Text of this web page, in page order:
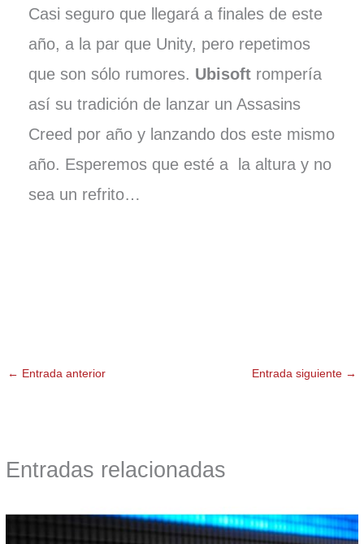
Casi seguro que llegará a finales de este
año, a la par que Unity, pero repetimos
que son sólo rumores. Ubisoftrompería
así su tradición de lanzar un Assasins
Creed por año y lanzando dos este mismo
año. Esperemos que esté a la altura y no
sea un refrito…
← Entrada anterior Entrada siguiente →
Entradas relacionadas